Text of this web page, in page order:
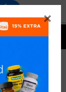
